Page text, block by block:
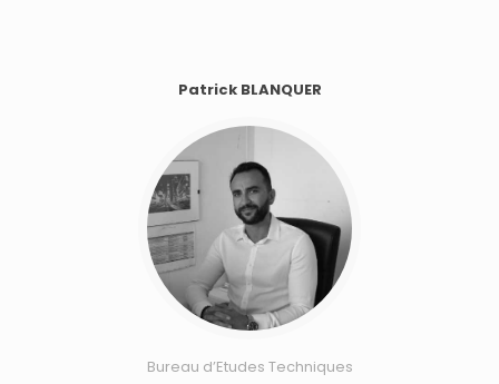
Patrick BLANQUER
Bureau d’Etudes Techniques